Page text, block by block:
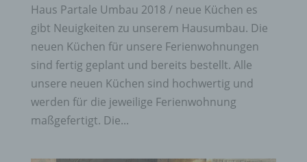
Haus Partale Umbau 2018 / neue Küchen es
gibt Neuigkeiten zu unserem Hausumbau. Die
neuen Küchen für unsere Ferienwohnungen
sind fertig geplant und bereits bestellt. Alle
unsere neuen Küchen sind hochwertig und
werden für die jeweilige Ferienwohnung
maßgefertigt. Die...